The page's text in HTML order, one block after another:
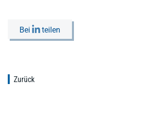
Bei teilen
Zurück